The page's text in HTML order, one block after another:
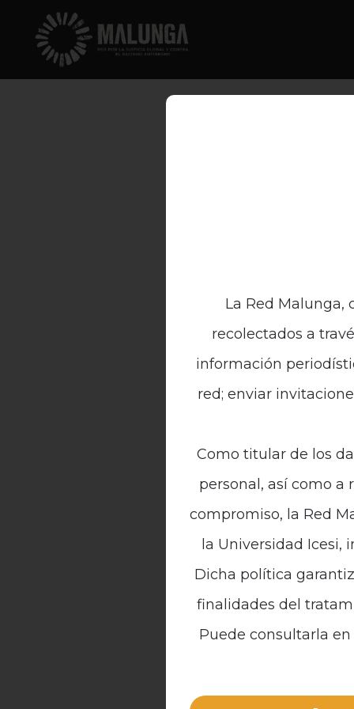
La Red Malunga,
recolectados a
información
red; enviar
Como titular de los
personal, así como a
compromiso, la Red
la Universidad Icesi,
Dicha política
finalidades del
Puede consultarla